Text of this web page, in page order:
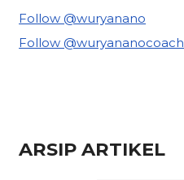
Follow @wuryanano
Follow @wuryananocoach
ARSIP ARTIKEL